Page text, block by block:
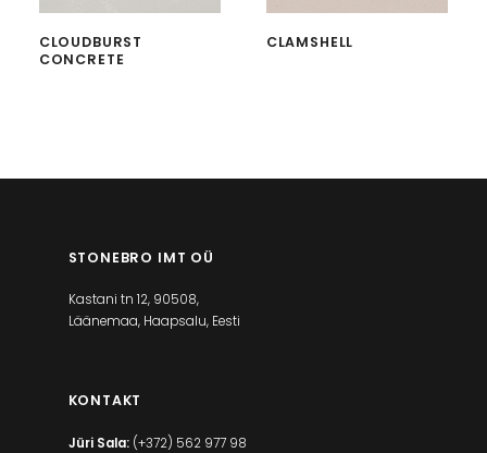
CLOUDBURST
CONCRETE
CLAMSHELL
STONEBRO IMT OÜ
Kastani tn 12, 90508,
Läänemaa, Haapsalu, Eesti
KONTAKT
Jüri Sala: (+372) 562 977 98